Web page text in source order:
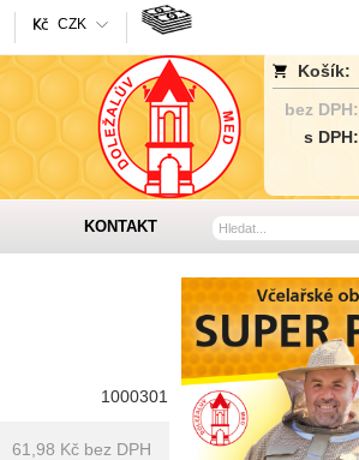
CZK
Košík:
bez DPH:
s DPH:
KONTAKT
1000301
61,98 Kč bez DPH